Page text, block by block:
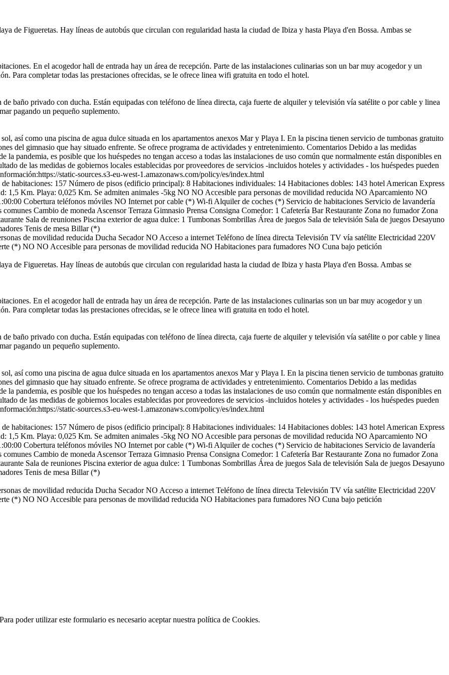
de Figueretas. Hay líneas de autobús que circulan con regularidad hasta la ciudad de Ibiza y hasta Playa d'en Bossa. Ambas se
En el acogedor hall de entrada hay un área de recepción. Parte de las instalaciones culinarias son un bar muy acogedor y un
Para completar todas las prestaciones ofrecidas, se le ofrece linea wifi gratuita en todo el hotel.
baño privado con ducha. Están equipadas con teléfono de línea directa, caja fuerte de alquiler y televisión vía satélite o por cable y linea
pagando un pequeño suplemento.
así como una piscina de agua dulce situada en los apartamentos anexos Mar y Playa I. En la piscina tienen servicio de tumbonas gratuito
del gimnasio que hay situado enfrente. Se ofrece programa de actividades y entretenimiento. Comentarios Debido a las medidas
la pandemia, es posible que los huéspedes no tengan acceso a todas las instalaciones de uso común que normalmente están disponibles en
de las medidas de gobiernos locales establecidas por proveedores de servicios -incluidos hoteles y actividades - los huéspedes pueden
static-sources.s3-eu-west-1.amazonaws.com/policy/es/index.html
habitaciones: 157 Número de pisos (edificio principal): 8 Habitaciones individuales: 14 Habitaciones dobles: 143 hotel American Express
1,5 Km. Playa: 0,025 Km. Se admiten animales -5kg NO NO Accesible para personas de movilidad reducida NO Aparcamiento NO
Cobertura teléfonos móviles NO Internet por cable (*) Wi-fi Alquiler de coches (*) Servicio de habitaciones Servicio de lavandería
comunes Cambio de moneda Ascensor Terraza Gimnasio Prensa Consigna Comedor: 1 Cafetería Bar Restaurante Zona no fumador Zona
Sala de reuniones Piscina exterior de agua dulce: 1 Tumbonas Sombrillas Área de juegos Sala de televisión Sala de juegos Desayuno
Tenis de mesa Billar (*)
de movilidad reducida Ducha Secador NO Acceso a internet Teléfono de línea directa Televisión TV vía satélite Electricidad 220V
(*) NO NO Accesible para personas de movilidad reducida NO Habitaciones para fumadores NO Cuna bajo petición
de Figueretas. Hay líneas de autobús que circulan con regularidad hasta la ciudad de Ibiza y hasta Playa d'en Bossa. Ambas se
En el acogedor hall de entrada hay un área de recepción. Parte de las instalaciones culinarias son un bar muy acogedor y un
Para completar todas las prestaciones ofrecidas, se le ofrece linea wifi gratuita en todo el hotel.
baño privado con ducha. Están equipadas con teléfono de línea directa, caja fuerte de alquiler y televisión vía satélite o por cable y linea
pagando un pequeño suplemento.
así como una piscina de agua dulce situada en los apartamentos anexos Mar y Playa I. En la piscina tienen servicio de tumbonas gratuito
del gimnasio que hay situado enfrente. Se ofrece programa de actividades y entretenimiento. Comentarios Debido a las medidas
la pandemia, es posible que los huéspedes no tengan acceso a todas las instalaciones de uso común que normalmente están disponibles en
de las medidas de gobiernos locales establecidas por proveedores de servicios -incluidos hoteles y actividades - los huéspedes pueden
static-sources.s3-eu-west-1.amazonaws.com/policy/es/index.html
habitaciones: 157 Número de pisos (edificio principal): 8 Habitaciones individuales: 14 Habitaciones dobles: 143 hotel American Express
1,5 Km. Playa: 0,025 Km. Se admiten animales -5kg NO NO Accesible para personas de movilidad reducida NO Aparcamiento NO
Cobertura teléfonos móviles NO Internet por cable (*) Wi-fi Alquiler de coches (*) Servicio de habitaciones Servicio de lavandería
comunes Cambio de moneda Ascensor Terraza Gimnasio Prensa Consigna Comedor: 1 Cafetería Bar Restaurante Zona no fumador Zona
Sala de reuniones Piscina exterior de agua dulce: 1 Tumbonas Sombrillas Área de juegos Sala de televisión Sala de juegos Desayuno
Tenis de mesa Billar (*)
de movilidad reducida Ducha Secador NO Acceso a internet Teléfono de línea directa Televisión TV vía satélite Electricidad 220V
(*) NO NO Accesible para personas de movilidad reducida NO Habitaciones para fumadores NO Cuna bajo petición
poder utilizar este formulario es necesario aceptar nuestra política de Cookies.